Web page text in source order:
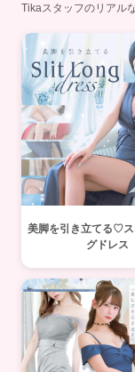
Tikaスタッフのリアル
美脚を引き立てる♡
グドレス